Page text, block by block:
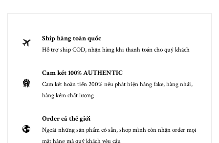
Ship hàng toàn quốc
Hỗ trợ ship COD, nhận hàng khi thanh toán cho quý khách
Cam kết 100% AUTHENTIC
Cam kết hoàn tiền 200% nếu phát hiện hàng fake, hàng nhái,
hàng kém chất lượng
Order cả thế giới
Ngoài những sản phẩm có sẵn, shop mình còn nhận order mọi
mặt hàng mà quý khách yêu cầu